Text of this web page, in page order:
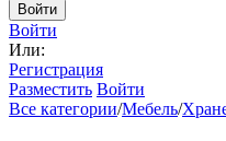
Войти
Войти
Или:
Регистрация
Разместить Войти
Все категории/Мебель/